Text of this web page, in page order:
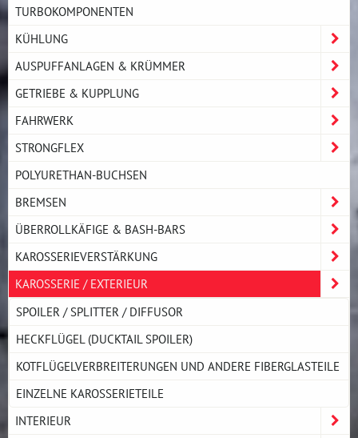
TURBOKOMPONENTEN
KÜHLUNG
AUSPUFFANLAGEN & KRÜMMER
GETRIEBE & KUPPLUNG
FAHRWERK
STRONGFLEX
POLYURETHAN-BUCHSEN
BREMSEN
ÜBERROLLKÄFIGE & BASH-BARS
KAROSSERIEVERSTÄRKUNG
KAROSSERIE / EXTERIEUR
SPOILER / SPLITTER / DIFFUSOR
HECKFLÜGEL (DUCKTAIL SPOILER)
KOTFLÜGELVERBREITERUNGEN UND ANDERE FIBERGLASTEILE
EINZELNE KAROSSERIETEILE
INTERIEUR